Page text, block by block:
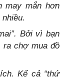
may mắn hơn
Bởi vì bạn
ra chợ mua đồ
Kể cả “thứ